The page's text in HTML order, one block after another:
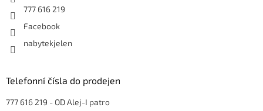
777 616 219
Facebook
nabytekjelen
Telefonní čísla do prodejen
777 616 219 - OD Alej-I patro